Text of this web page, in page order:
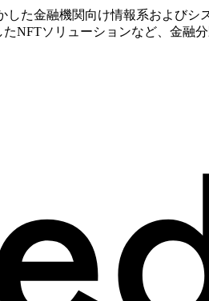
た金融機関向け情報系および
ソリューションなど、金融